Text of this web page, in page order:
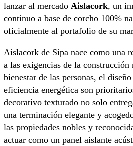
lanzar al mercado Aislacork, un
continuo a base de corcho 100%
oficialmente al portafolio de su
Aislacork de Sipa nace como una
a las exigencias de la construcción
bienestar de las personas, el
eficiencia energética son
decorativo texturado no solo
una terminación elegante y
las propiedades nobles y
actuar como un panel aislante